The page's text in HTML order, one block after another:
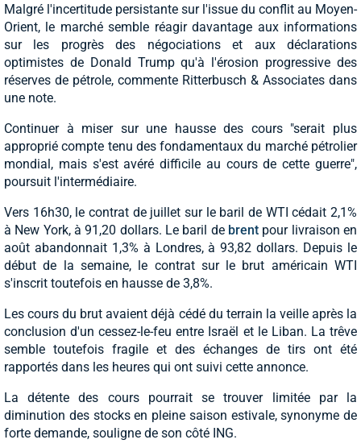
Malgré l'incertitude persistante sur l'issue du conflit au Moyen-
Orient, le marché semble réagir davantage aux informations
sur les progrès des négociations et aux déclarations
optimistes de Donald Trump qu'à l'érosion progressive des
réserves de pétrole, commente Ritterbusch & Associates dans
une note.
Continuer à miser sur une hausse des cours "serait plus
approprié compte tenu des fondamentaux du marché pétrolier
mondial, mais s'est avéré difficile au cours de cette guerre",
poursuit l'intermédiaire.
Vers 16h30, le contrat de juillet sur le baril de WTI cédait 2,1%
à New York, à 91,20 dollars. Le baril debrent pour livraison en
août abandonnait 1,3% à Londres, à 93,82 dollars. Depuis le
début de la semaine, le contrat sur le brut américain WTI
s'inscrit toutefois en hausse de 3,8%.
Les cours du brut avaient déjà cédé du terrain la veille après la
conclusion d'un cessez-le-feu entre Israël et le Liban. La trêve
semble toutefois fragile et des échanges de tirs ont été
rapportés dans les heures qui ont suivi cette annonce.
La détente des cours pourrait se trouver limitée par la
diminution des stocks en pleine saison estivale, synonyme de
forte demande, souligne de son côté ING.